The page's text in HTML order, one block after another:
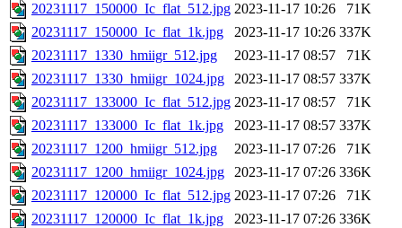
20231117_150000_Ic_flat_512.jpg 2023-11-17 10:26
71K
20231117_150000_Ic_flat_1k.jpg
2023-11-17 10:26 337K
20231117_1330_hmiigr_512.jpg
2023-11-17 08:57
71K
20231117_1330_hmiigr_1024.jpg
2023-11-17 08:57 337K
20231117_133000_Ic_flat_512.jpg 2023-11-17 08:57
71K
20231117_133000_Ic_flat_1k.jpg
2023-11-17 08:57 337K
20231117_1200_hmiigr_512.jpg
2023-11-17 07:26
71K
20231117_1200_hmiigr_1024.jpg
2023-11-17 07:26 336K
20231117_120000_Ic_flat_512.jpg 2023-11-17 07:26
71K
20231117_120000_Ic_flat_1k.jpg
2023-11-17 07:26 336K